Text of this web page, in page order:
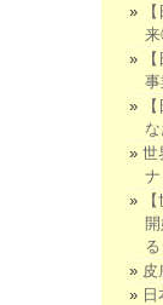
世
る